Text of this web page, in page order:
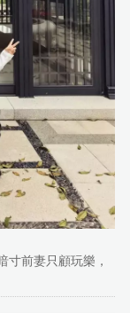
寸前妻只顧玩樂，